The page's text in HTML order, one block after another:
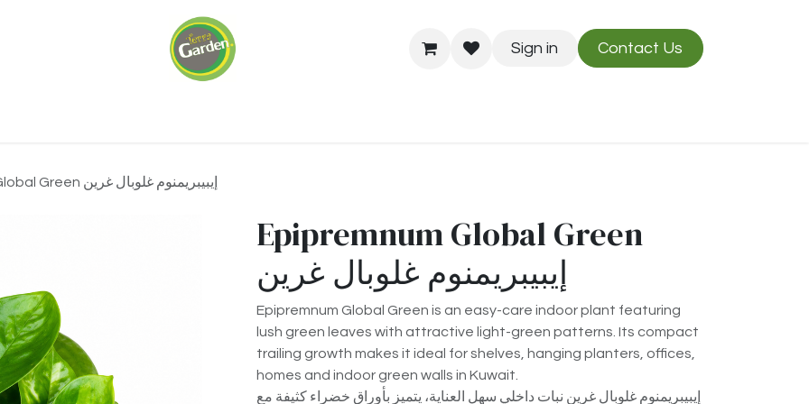
Sign in Contact Us
Epipremnum Global Green إيبيبريمنوم غلوبال غرين
Epipremnum Global Green
إيبيبريمنوم غلوبال غرين
Epipremnum Global Green is an easy-care indoor plant featuring
lush green leaves with attractive light-green patterns. Its compact
trailing growth makes it ideal for shelves, hanging planters, offices,
homes and indoor green walls in Kuwait.
إيبيبريمنوم غلوبال غرين نبات داخلي سهل العناية، يتميز بأوراق خضراء كثيفة مع